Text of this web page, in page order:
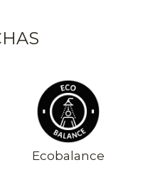
Ecobalance